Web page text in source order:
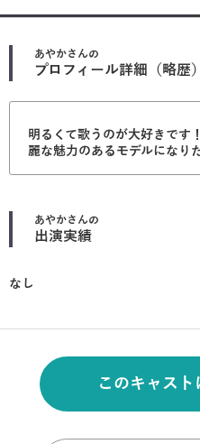
あやかさんの
プロフィール詳細（略歴）
明るくて歌うのが大好きです
麗な魅力のあるモデルになり
あやかさんの
出演実績
なし
このキャスト